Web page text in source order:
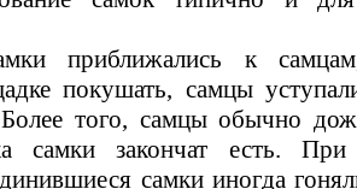
приближались к
покушать, самцы
того, самцы обычно
самки закончат есть. При
самки иногда